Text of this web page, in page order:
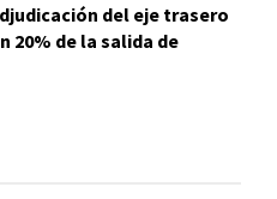
del eje trasero
20% de la salida de